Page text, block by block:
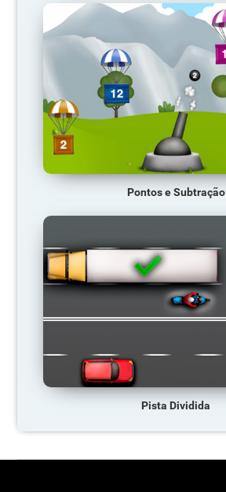
Pontos e Subtração
Pista Dividida